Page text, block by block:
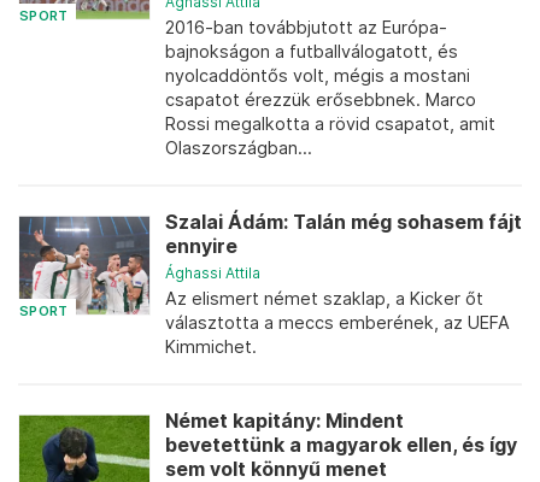
SPORT
2016-ban továbbjutott az Európa-
bajnokságon a futballválogatott, és
nyolcaddöntős volt, mégis a mostani
csapatot érezzük erősebbnek. Marco
Rossi megalkotta a rövid csapatot, amit
Olaszországban...
SPORT
Szalai Ádám: Talán még sohasem fájt
ennyire
Ághassi Attila
Az elismert német szaklap, a Kicker őt
választotta a meccs emberének, az UEFA
Kimmichet.
Német kapitány: Mindent
bevetettünk a magyarok ellen, és így
sem volt könnyű menet